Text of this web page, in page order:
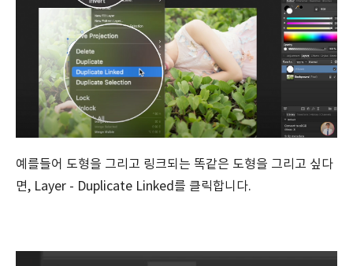
예를들어 도형을 그리고 링크되는 똑같은 도형을 그리고 싶다
면, Layer - Duplicate Linked를 클릭합니다.